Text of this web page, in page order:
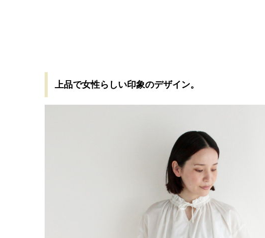
上品で女性らしい印象のデザイン。